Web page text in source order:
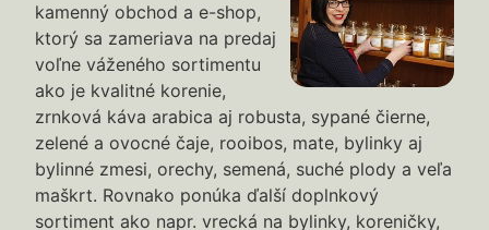
kamenný obchod a e-shop,
ktorý sa zameriava na predaj
voľne váženého sortimentu
ako je kvalitné korenie,
zrnková káva arabica aj robusta, sypané čierne,
zelené a ovocné čaje, rooibos, mate, bylinky aj
bylinné zmesi, orechy, semená, suché plody a veľa
maškrt. Rovnako ponúka ďalší doplnkový
sortiment ako napr. vrecká na bylinky, koreničky,